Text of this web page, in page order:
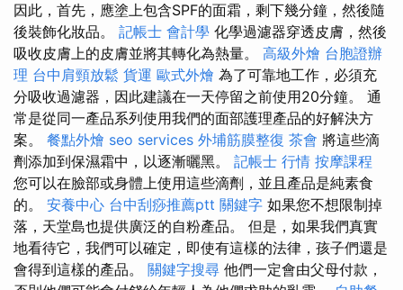
因此，首先，應塗上包含SPF的面霜，剩下幾分鐘，然後隨
後裝飾化妝品。 記帳士 會計學 化學過濾器穿透皮膚，然後
吸收皮膚上的皮膚並將其轉化為熱量。 高級外燴 台胞證辦
理 台中肩頸放鬆 貨運 歐式外燴 為了可靠地工作，必須充
分吸收過濾器，因此建議在一天停留之前使用20分鐘。 通
常是從同一產品系列使用我們的面部護理產品的好解決方
案。 餐點外燴 seo services 外埔筋膜整復 茶會 將這些滴
劑添加到保濕霜中，以逐漸曬黑。 記帳士 行情 按摩課程
您可以在臉部或身體上使用這些滴劑，並且產品是純素食
的。 安養中心 台中刮痧推薦ptt 關鍵字 如果您不想限制掉
落，天堂島也提供廣泛的自粉產品。 但是，如果我們真實
地看待它，我們可以確定，即使有這樣的法律，孩子們還是
會得到這樣的產品。 關鍵字搜尋 他們一定會由父母付款，